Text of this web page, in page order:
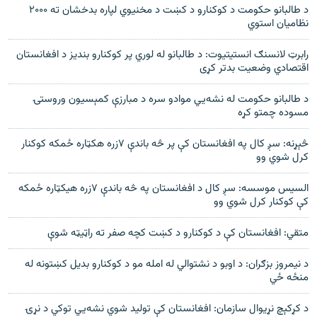
د طالبانو حکومت د کوکنارو د کښت د مخنيوي لپاره بدخشان ته ۲۰۰۰
نظامیان استوي
رابرټ لانسنګ انستيتيوت: د طالبانو له لوري پر کوکنارو بنديز د افغانستان
اقتصادي وضعيت بدتر کړی
د طالبانو حکومت له نشه‌يي موادو سره د مبارزې کمېسیون وروستۍ
مسوده چمتو کړه
څېړنه: سږ کال په افغانستان کې پر څه باندې ۷زره هکټاره ځمکه کوکنار
کرل شوي وو
السيس موسسه: سږ کال د افغانستان په څه باندې ۷زره هیکټاره ځمکه
کې کوکنار کرل شوي وو
متقي: افغانستان کې د کوکنارو د کښت کچه صفر ته راټيټه شوې
د نیمروز بزګران: د اوبو د نشتوالي له امله مو د کوکنارو بدیل کښتونه له
منځه ځي
د کړکېچ نړيوال سازمان: افغانستان کې توليد شوي نشه‌يي توکي د نړۍ